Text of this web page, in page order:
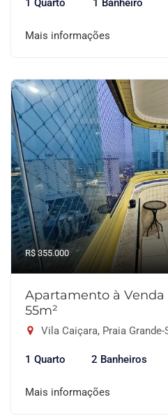
1 Quarto 1 Banheiro
Mais informações
R$ 355.000
Apartamento à Venda
55m²
Vila Caiçara, Praia Grande-
1 Quarto 2 Banheiros
Mais informações